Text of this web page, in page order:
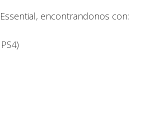
encontrandonos con: